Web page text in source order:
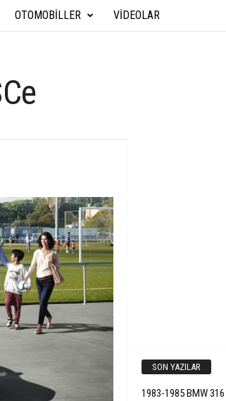
OTOMOBILLER VIDEOLAR
SON YAZILAR
1983-1985 BMW 316